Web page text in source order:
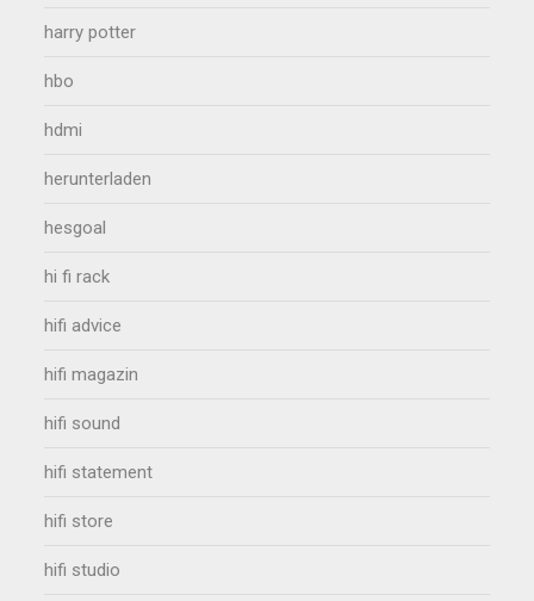
harry potter
hbo
hdmi
herunterladen
hesgoal
hi fi rack
hifi advice
hifi magazin
hifi sound
hifi statement
hifi store
hifi studio